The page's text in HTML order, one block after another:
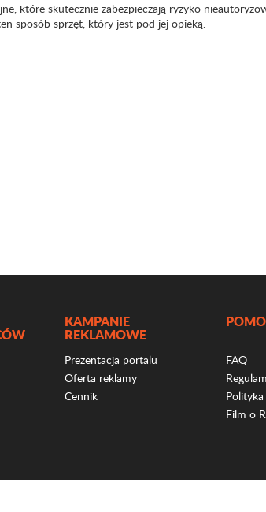
które skutecznie zabezpieczają ryzyko
sposób sprzęt, który jest pod jej opieką.
KAMPANIE
REKLAMOWE
Prezentacja portalu
Oferta reklamy
Cennik
FAQ
Film o